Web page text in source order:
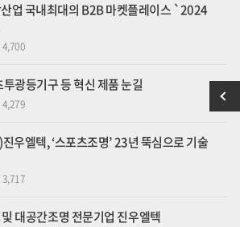
업 국내최대의 B2B 마켓플레이스 `2024
4,700
광등기구 등 혁신 제품 눈길
4,279
우엘텍, ‘스포츠조명’ 23년 뚝심으로 기술
3,717
대공간조명 전문기업 진우엘텍